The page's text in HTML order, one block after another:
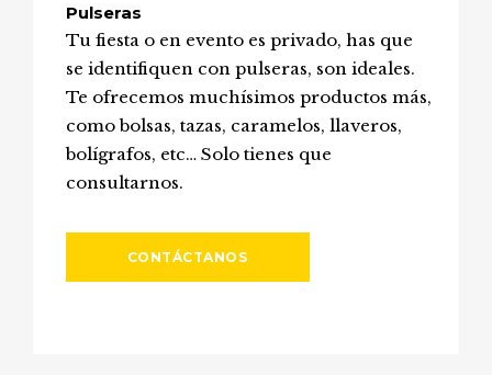
Pulseras
Tu fiesta o en evento es privado, has que
se identifiquen con pulseras, son ideales.
Te ofrecemos muchísimos productos más,
como bolsas, tazas, caramelos, llaveros,
bolígrafos, etc… Solo tienes que
consultarnos.
CONTÁCTANOS